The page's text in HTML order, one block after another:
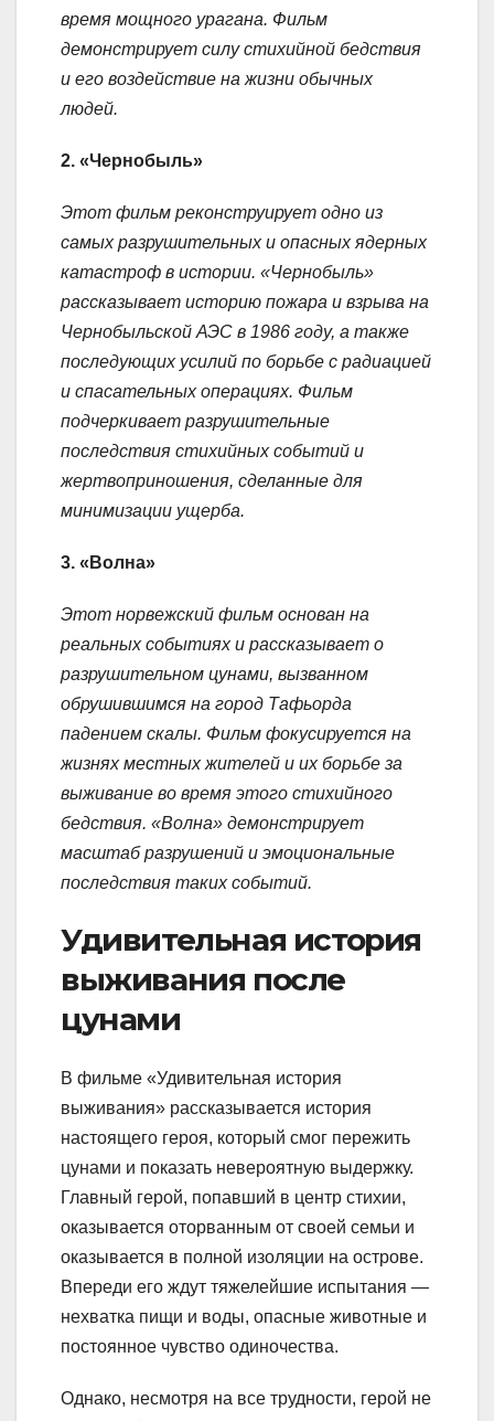
время мощного урагана. Фильм
демонстрирует силу стихийной бедствия
и его воздействие на жизни обычных
людей.
2. «Чернобыль»
Этот фильм реконструирует одно из
самых разрушительных и опасных ядерных
катастроф в истории. «Чернобыль»
рассказывает историю пожара и взрыва на
Чернобыльской АЭС в 1986 году, а также
последующих усилий по борьбе с радиацией
и спасательных операциях. Фильм
подчеркивает разрушительные
последствия стихийных событий и
жертвоприношения, сделанные для
минимизации ущерба.
3. «Волна»
Этот норвежский фильм основан на
реальных событиях и рассказывает о
разрушительном цунами, вызванном
обрушившимся на город Тафьорда
падением скалы. Фильм фокусируется на
жизнях местных жителей и их борьбе за
выживание во время этого стихийного
бедствия. «Волна» демонстрирует
масштаб разрушений и эмоциональные
последствия таких событий.
Удивительная история
выживания после
цунами
В фильме «Удивительная история
выживания» рассказывается история
настоящего героя, который смог пережить
цунами и показать невероятную выдержку.
Главный герой, попавший в центр стихии,
оказывается оторванным от своей семьи и
оказывается в полной изоляции на острове.
Впереди его ждут тяжелейшие испытания —
нехватка пищи и воды, опасные животные и
постоянное чувство одиночества.
Однако, несмотря на все трудности, герой не